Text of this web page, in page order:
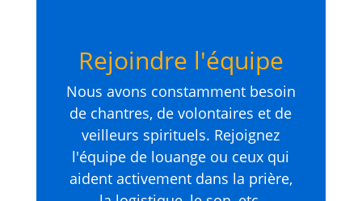
Rejoindre l'équipe
Nous avons constamment besoin
de chantres, de volontaires et de
veilleurs spirituels. Rejoignez
l'équipe de louange ou ceux qui
aident activement dans la prière,